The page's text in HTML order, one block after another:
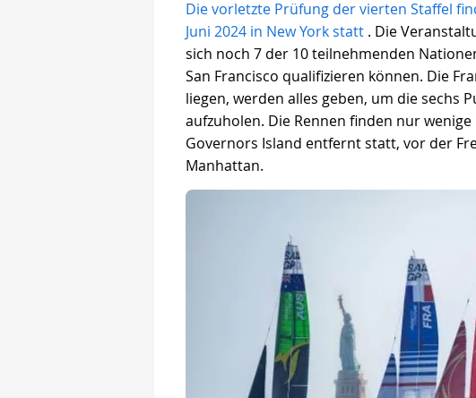
Die vorletzte Prüfung der vierten Staffel
Juni 2024 in New York statt . Die
sich noch 7 der 10 teilnehmenden
San Francisco qualifizieren können. Die
liegen, werden alles geben, um die sechs
aufzuholen. Die Rennen finden nur
Governors Island entfernt statt, vor der
Manhattan.